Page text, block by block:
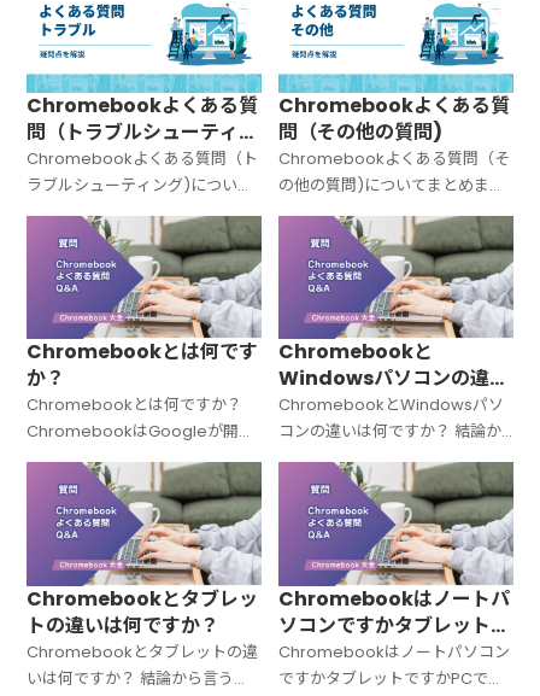
Chromebookよくある質
問（トラブルシューティン
グ)
Chromebookよくある質問（ト
ラブルシューティング)について
まとめました。
Chromebookよくある質
問（その他の質問)
Chromebookよくある質問（そ
の他の質問)についてまとめまし
た。
Chromebookとは何です
か？
Chromebookとは何ですか？
ChromebookはGoogleが開発
した「Chrome OS（クローム
OS）」を搭載したノートパソコ
ンの総称です。Windowsでも
Macでもない
Chromebookと
Windowsパソコンの違い
は何ですか？
ChromebookとWindowsパソ
コンの違いは何ですか？ 結論か
ら言うと、Chromebookと
Windowsパソコンは「OSが違
う＝中身の設計思想がまったく
違う」パソコンです。C
Chromebookとタブレッ
トの違いは何ですか？
Chromebookとタブレットの違
いは何ですか？ 結論から言う
Chromebookはノートパ
ソコンですかタブレットで
すかPCですか？
Chromebookはノートパソコン
ですかタブレットですかPCです